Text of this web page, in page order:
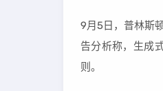
9月5日，普林斯
告分析称，生成
则。